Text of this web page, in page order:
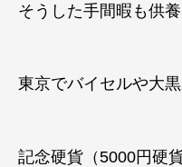
そうした手間暇も供
東京でバイセルや大
記念硬貨（5000円硬